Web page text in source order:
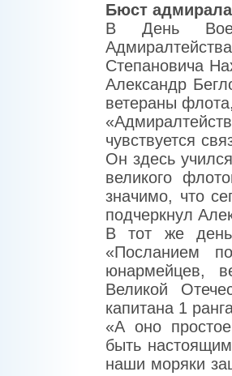
Бюст
В День
Степановича
Александр
ветераны
чувствуется
Он здесь
великого
значимо, что
подчеркнул
В тот же день
«Посланием
юнармейцев,
Великой
капитана 1
«А оно
быть
наши моряки